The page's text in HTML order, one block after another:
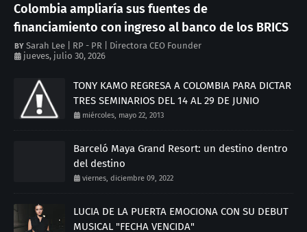
Colombia ampliaría sus fuentes de
financiamiento con ingreso al banco de los BRICS
Sarah Lee | RP - PR | Directora CEO Founder
jueves, julio 30, 2026
TONY KAMO REGRESA A COLOMBIA PARA DICTAR
TRES SEMINARIOS DEL 14 AL 29 DE JUNIO
miércoles, mayo 22, 2013
Barceló Maya Grand Resort: un destino dentro
del destino
viernes, diciembre 09, 2022
LUCIA DE LA PUERTA EMOCIONA CON SU DEBUT
MUSICAL "FECHA VENCIDA"